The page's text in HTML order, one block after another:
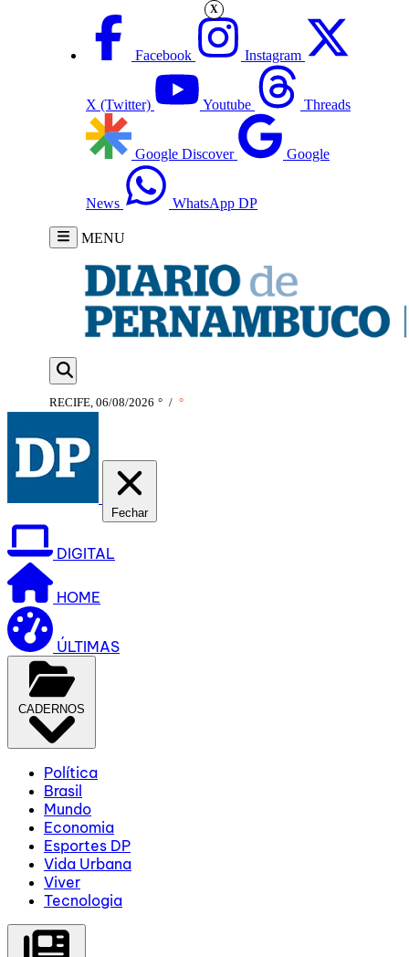
Facebook Instagram
X (Twitter) Youtube Threads
Google Discover Google
News WhatsApp DP
MENU
RECIFE, 06/08/2026 ° / °
Fechar
DIGITAL
HOME
ÚLTIMAS
CADERNOS
Política
Brasil
Mundo
Economia
Esportes DP
Vida Urbana
Viver
Tecnologia
X